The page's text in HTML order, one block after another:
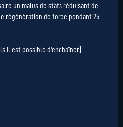
un malus de stats réduisant de
régénération de force pendant 25
il est possible d'enchaîner]